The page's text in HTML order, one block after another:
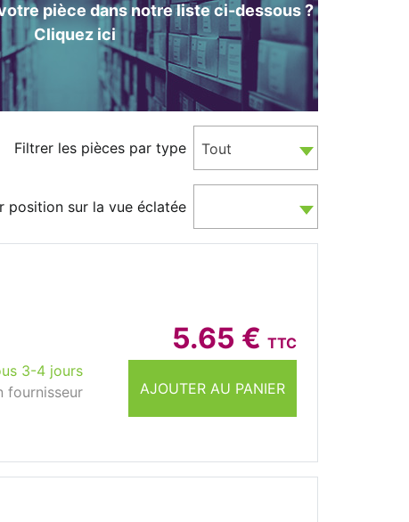
pièce dans notre liste ci-dessous ?
Cliquez ici
Filtrer les pièces par type Tout
position sur la vue éclatée
5.65 € TTC
AJOUTER AU PANIER
3-4 jours
fournisseur